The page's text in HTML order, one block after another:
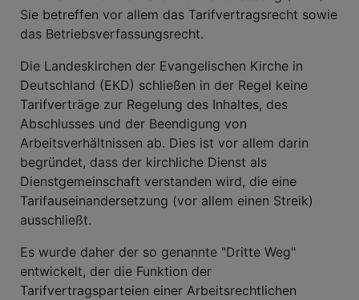
Sie betreffen vor allem das Tarifvertragsrecht sowie
das Betriebsverfassungsrecht.
Die Landeskirchen der Evangelischen Kirche in
Deutschland (EKD) schließen in der Regel keine
Tarifverträge zur Regelung des Inhaltes, des
Abschlusses und der Beendigung von
Arbeitsverhältnissen ab. Dies ist vor allem darin
begründet, dass der kirchliche Dienst als
Dienstgemeinschaft verstanden wird, die eine
Tarifauseinandersetzung (vor allem einen Streik)
ausschließt.
Es wurde daher der so genannte "Dritte Weg"
entwickelt, der die Funktion der
Tarifvertragsparteien einer Arbeitsrechtlichen